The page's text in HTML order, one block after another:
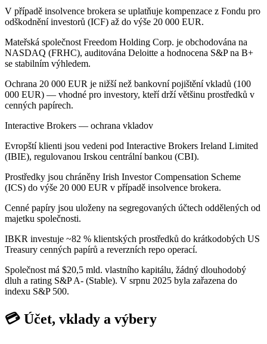
V případě insolvence brokera se uplatňuje kompenzace z Fondu pro
odškodnění investorů (ICF) až do výše 20 000 EUR.
Mateřská společnost Freedom Holding Corp. je obchodována na
NASDAQ (FRHC), auditována Deloitte a hodnocena S&P na B+
se stabilním výhledem.
Ochrana 20 000 EUR je nižší než bankovní pojištění vkladů (100
000 EUR) — vhodné pro investory, kteří drží většinu prostředků v
cenných papírech.
Interactive Brokers — ochrana vkladov
Evropští klienti jsou vedeni pod Interactive Brokers Ireland Limited
(IBIE), regulovanou Irskou centrální bankou (CBI).
Prostředky jsou chráněny Irish Investor Compensation Scheme
(ICS) do výše 20 000 EUR v případě insolvence brokera.
Cenné papíry jsou uloženy na segregovaných účtech oddělených od
majetku společnosti.
IBKR investuje ~82 % klientských prostředků do krátkodobých US
Treasury cenných papírů a reverzních repo operací.
Společnost má $20,5 mld. vlastního kapitálu, žádný dlouhodobý
dluh a rating S&P A- (Stable). V srpnu 2025 byla zařazena do
indexu S&P 500.
💳 Účet, vklady a výbery